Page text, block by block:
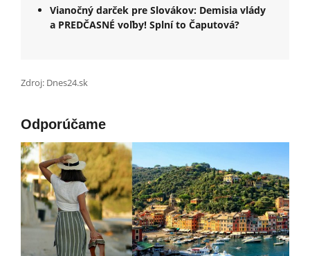
Vianočný darček pre Slovákov: Demisia vlády
a PREDČASNÉ voľby! Splní to Čaputová?
Zdroj: Dnes24.sk
Odporúčame